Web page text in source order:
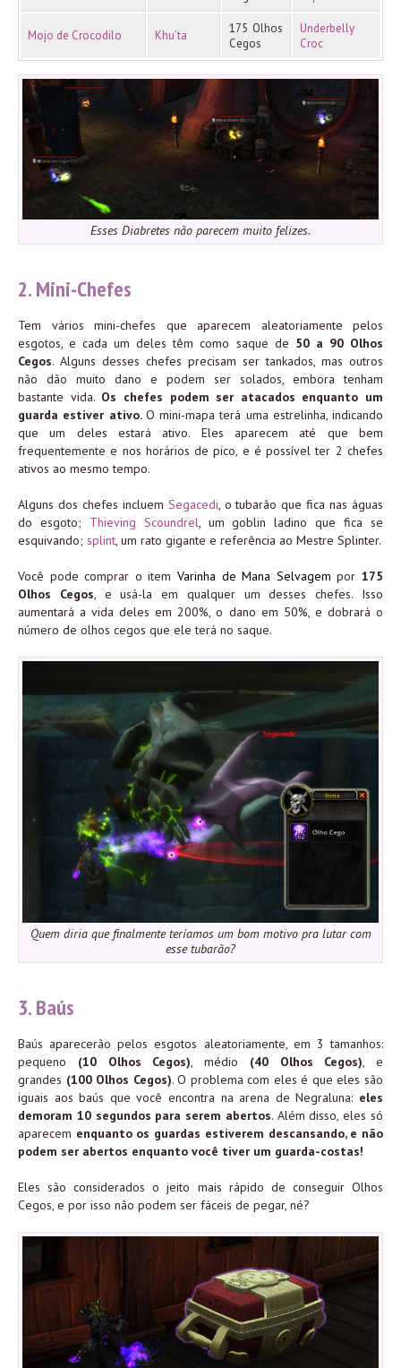
Mojo de Crocodilo Khu’ta
175 Olhos
Cegos
Underbelly
Croc
Esses Diabretes não parecem muito felizes.
2. Mini-Chefes
Tem vários mini-chefes que aparecem aleatoriamente pelos
esgotos, e cada um deles têm como saque de 50 a 90 Olhos
Cegos. Alguns desses chefes precisam ser tankados, mas outros
não dão muito dano e podem ser solados, embora tenham
bastante vida. Os chefes podem ser atacados enquanto um
guarda estiver ativo. O mini-mapa terá uma estrelinha, indicando
que um deles estará ativo. Eles aparecem até que bem
frequentemente e nos horários de pico, e é possível ter 2 chefes
ativos ao mesmo tempo.
Alguns dos chefes incluem Segacedi, o tubarão que fica nas águas
do esgoto; Thieving Scoundrel, um goblin ladino que fica se
esquivando; splint, um rato gigante e referência ao Mestre Splinter.
Você pode comprar o item Varinha de Mana Selvagem por175
Olhos Cegos, e usá-la em qualquer um desses chefes. Isso
aumentará a vida deles em 200%, o dano em 50%, e dobrará o
número de olhos cegos que ele terá no saque.
Quem diria que finalmente teríamos um bom motivo pra lutar com
esse tubarão?
3. Baús
Baús aparecerão pelos esgotos aleatoriamente, em 3 tamanhos:
pequeno (10 Olhos Cegos), médio (40 Olhos Cegos), e
grandes (100 Olhos Cegos). O problema com eles é que eles são
iguais aos baús que você encontra na arena de Negraluna: eles
demoram 10 segundos para serem abertos. Além disso, eles só
aparecem enquanto os guardas estiverem descansando, e não
podem ser abertos enquanto você tiver um guarda-costas!
Eles são considerados o jeito mais rápido de conseguir Olhos
Cegos, e por isso não podem ser fáceis de pegar, né?